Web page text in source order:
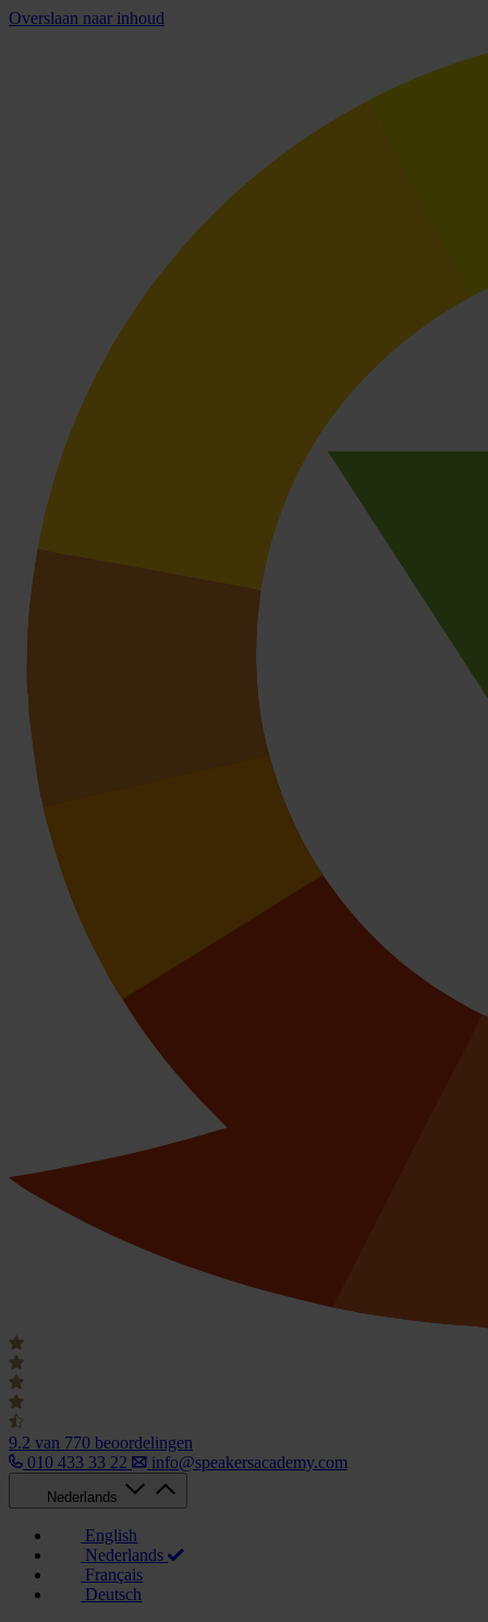
Overslaan naar inhoud
9.2 van 770 beoordelingen
010 433 33 22
info@speakersacademy.com
Nederlands
English
Nederlands
Français
Deutsch